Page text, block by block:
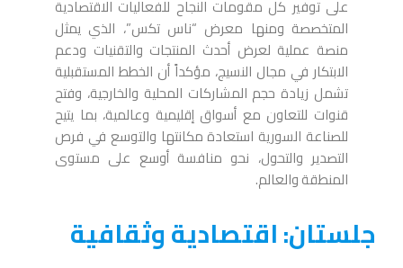
على توفير كل مقومات النجاح للفعاليات الاقتصادية
المتخصصة ومنها معرض “ناس تكس”، الذي يمثل
منصة عملية لعرض أحدث المنتجات والتقنيات ودعم
الابتكار في مجال النسيج، مؤكداً أن الخطط المستقبلية
تشمل زيادة حجم المشاركات المحلية والخارجية، وفتح
قنوات للتعاون مع أسواق إقليمية وعالمية، بما يتيح
للصناعة السورية استعادة مكانتها والتوسع في فرص
التصدير والتحول، نحو منافسة أوسع على مستوى
المنطقة والعالم.
جلستان: اقتصادية وثقافية